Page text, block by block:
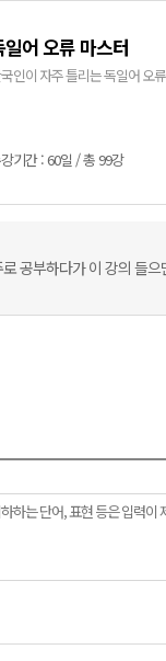
일어 오류 마스터
인이 자주 틀리는 독일어 오
기간 : 60일 / 총 99강
공부하다가 이 강의 들